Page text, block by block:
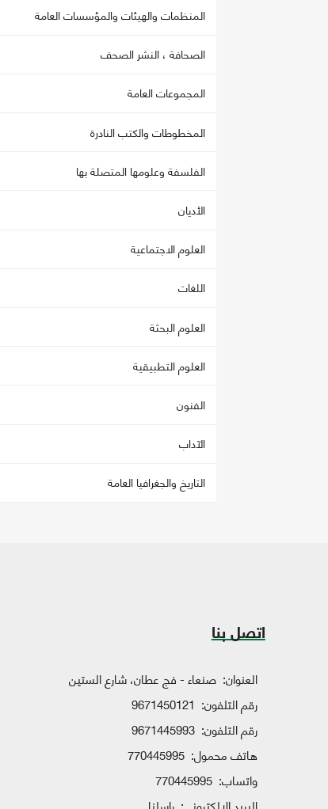
المنظمات والهيئات والمؤسسات العامة
الصحافة ، النشر الصحف
المجموعات العامة
المخطوطات والكتب النادرة
الفلسفة وعلومها المتصلة بها
الأديان
العلوم الاجتماعية
اللغات
العلوم البحثة
العلوم التطبيقية
الفنون
الآداب
التاريخ والجغرافيا العامة
اتصل بنا
العنوان: صنعاء - فج عطان، شارع الستين
رقم التلفون: 9671450121
رقم التلفون: 9671445993
هاتف محمول: 770445995
واتساب: 770445995